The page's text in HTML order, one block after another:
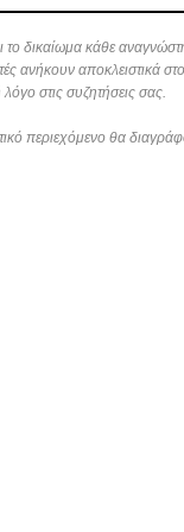
δικαίωμα κάθε
ανήκουν αποκλειστικά
στις συζητήσεις σας.
περιεχόμενο θα